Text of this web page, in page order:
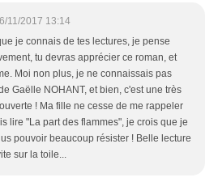
11/2017 13:14
je connais de tes lectures, je pense
tu devras apprécier ce roman, et
Moi non plus, je ne connaissais pas
Gaëlle NOHANT, et bien, c'est une très
! Ma fille ne cesse de me rappeler
lire "La part des flammes", je crois que je
pouvoir beaucoup résister ! Belle lecture
sur la toile...